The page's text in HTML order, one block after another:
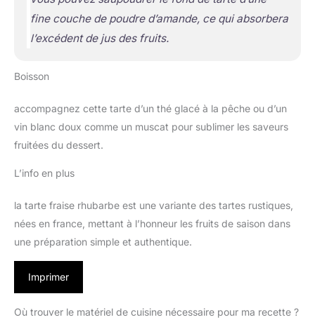
fine couche de poudre d’amande, ce qui absorbera
l’excédent de jus des fruits.
Boisson
accompagnez cette tarte d’un thé glacé à la pêche ou d’un
vin blanc doux comme un muscat pour sublimer les saveurs
fruitées du dessert.
L’info en plus
la tarte fraise rhubarbe est une variante des tartes rustiques,
nées en france, mettant à l’honneur les fruits de saison dans
une préparation simple et authentique.
Imprimer
Où trouver le matériel de cuisine nécessaire pour ma recette ?